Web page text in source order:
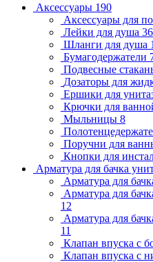
Аксессуары 190
Аксессуары для
Лейки для душа 36
Шланги для душа
Бумагодержатели
Подвесные
Дозаторы для
Ершики для
Крючки для
Мыльницы 8
Поручни для
Кнопки для
Арматура для бачка
Арматура для
Арматура для
12
Арматура для
11
Клапан впуска с
Клапан впуска с